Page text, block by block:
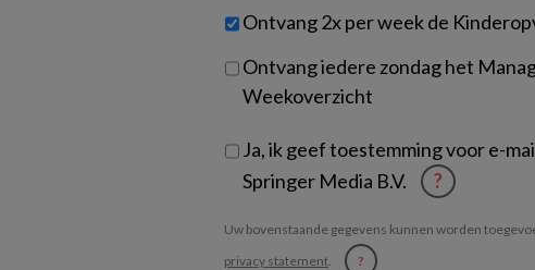
je?
Untitled
Ontvang 2x per week de
Ontvang iedere zondag het
Weekoverzicht
Ja, ik geef toestemming voor e-
Springer Media B.V.
?
Uw bovenstaande gegevens kunnen worden
privacy statement. ?